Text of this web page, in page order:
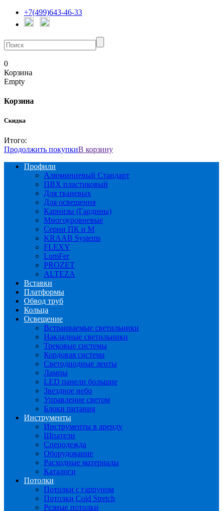
+7(499)643-46-33
0
Корзина
Empty
Корзина
Скидка
Итого:
Продолжить покупкиВ корзину
Профили
Алюминиевый Стандарт
ПВХ пластиковый
Для тканевых
Для освещения
Карнизы (Гардины)
Многоуровневые
Серии ПК и М
KRAAB Systems
FLEXY
LumFer
PROZET
ALTEZA
Вставки
Платформы
Обвод труб
Кольца
Освещение
Встраиваемые светильники
Накладные светильники
Трековые системы
Кордовая система
Светодиодные ленты
Лампы
LED панели большие
Звездное небо
Управление светом
Блоки питания
Инструменты
Инструменты в аренду
Шпатели
Спецодежда
Оборудование
Расходные материалы
Каталоги
Потолки
Потолки с гарпуном
Потолки Cold Stretch
Резные потолки